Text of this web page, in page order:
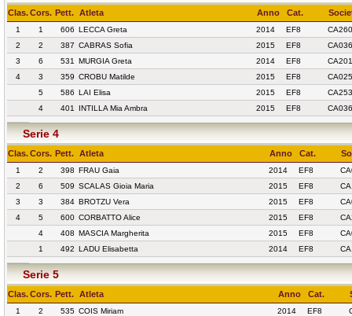
Clas.Cors. Pett. Atleta Anno Cat.
1 1 606 LECCA Greta 2014 EF8
2
2 387 CABRAS Sofia 2015 EF8
3
6 531 MURGIA Greta 2014 EF8
4
3 359 CROBU Matilde 2015 EF8
5
586 LAI Elisa 2015 EF8
4
401 INTILLA Mia Ambra 2015 EF8
Serie 4
Clas.Cors. Pett. Atleta Anno Cat.
1 2 398 FRAU Gaia 2014 EF8
2
6 509 SCALAS Gioia Maria 2015 EF8
3
3 384 BROTZU Vera 2015 EF8
4
5 600 CORBATTO Alice 2015 EF8
4
408 MASCIA Margherita 2015 EF8
1
492 LADU Elisabetta 2014 EF8
Serie 5
Clas.Cors. Pett. Atleta Anno Cat.
1 2 535 COIS Miriam 2014 EF8